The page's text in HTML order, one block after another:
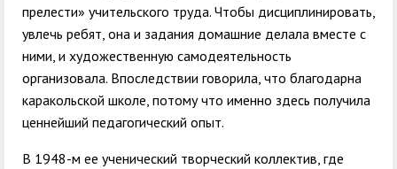
прелести» учительского труда. Чтобы дисциплинировать,
увлечь ребят, она и задания домашние делала вместе с
ними, и художественную самодеятельность
организовала. Впоследствии говорила, что благодарна
каракольской школе, потому что именно здесь получила
ценнейший педагогический опыт.
В 1948-м ее ученический творческий коллектив, где